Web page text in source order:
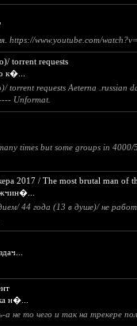
https://www.youtube.com/
torrent requests
к�...
torrent requests Aeterna
Unformat.
times but some groups in
2017 / The most brutal man of
44 года (13 в душе)/ не
н�...
не то чего и так на трекере